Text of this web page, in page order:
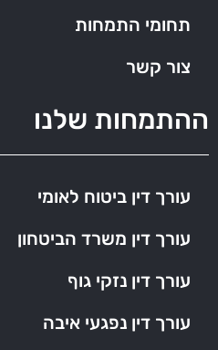
תחומי התמחות
צור קשר
ההתמחות שלנו
עורך דין ביטוח לאומי
עורך דין משרד הביטחון
עורך דין נזקי גוף
עורך דין נפגעי איבה